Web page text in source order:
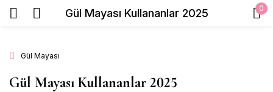
Gül Mayası Kullananlar 2025 0
Gül Mayası
Gül Mayası Kullananlar 2025